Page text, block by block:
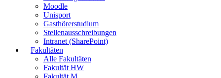
Moodle
Unisport
Gasthörerstudium
Stellenausschreibungen
Intranet (SharePoint)
Fakultäten
Alle Fakultäten
Fakultät HW
Fakultät M